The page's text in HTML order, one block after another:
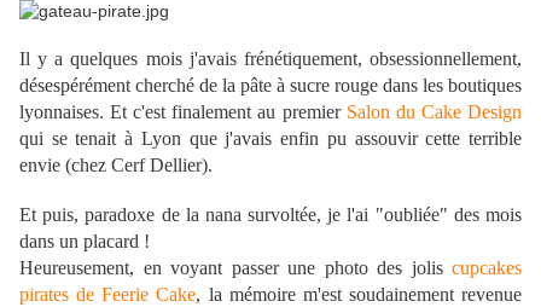
Il y a quelques mois j'avais frénétiquement, obsessionnellement,
désespérément cherché de la pâte à sucre rouge dans les boutiques
lyonnaises. Et c'est finalement au premier Salon du Cake Design
qui se tenait à Lyon que j'avais enfin pu assouvir cette terrible
envie (chez Cerf Dellier).
Et puis, paradoxe de la nana survoltée, je l'ai "oubliée" des mois
dans un placard !
Heureusement, en voyant passer une photo des jolis cupcakes
pirates de Feerie Cake, la mémoire m'est soudainement revenue